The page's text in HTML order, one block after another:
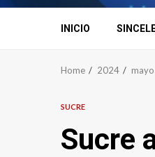
INICIO
Home 2024 mayo
SUCRE
Sucre